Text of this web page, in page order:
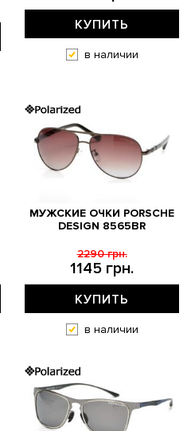
КУПИТЬ
в наличии
МУЖСКИЕ ОЧКИ PORSCHE
DESIGN 8565BR
1145 грн.
2290 грн.
КУПИТЬ
в наличии